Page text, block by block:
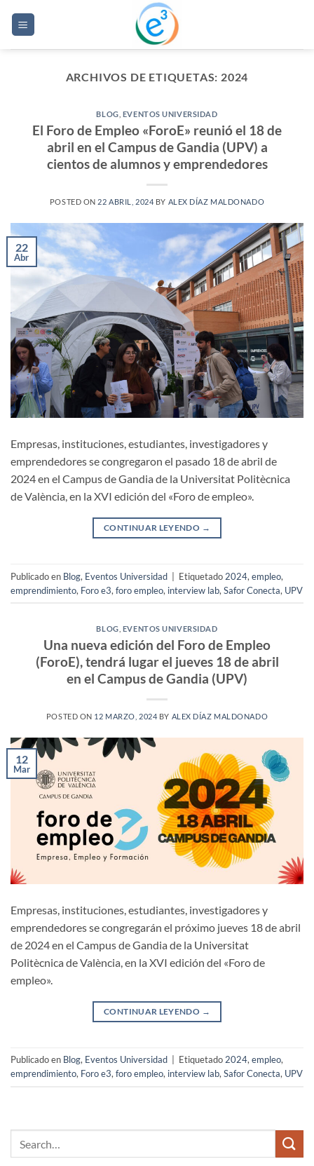
ARCHIVOS DE ETIQUETAS: 2024
BLOG EVENTOS UNIVERSIDAD
El Foro de Empleo «ForoE» reunió el 18 de
abril en el Campus de Gandia (UPV) a
cientos de alumnos y emprendedores
POSTED ON 22 ABRIL, 2024 BY ALEX DÍAZ MALDONADO
22
Abr
Empresas, instituciones, estudiantes, investigadores y
emprendedores se congregaron el pasado 18 de abril de
2024 en el Campus de Gandia de la Universitat Politècnica
de València, en la XVI edición del «Foro de empleo».
CONTINUAR LEYENDO →
Publicado en Blog, Eventos Universidad Etiquetado 2024, empleo,
emprendimiento, Foro e3, foro empleo, interview lab, Safor Conecta, UPV
BLOG EVENTOS UNIVERSIDAD
Una nueva edición del Foro de Empleo
(ForoE), tendrá lugar el jueves 18 de abril
en el Campus de Gandia (UPV)
POSTED ON 12 MARZO, 2024 BY ALEX DÍAZ MALDONADO
12
Mar
Empresas, instituciones, estudiantes, investigadores y
emprendedores se congregarán el próximo jueves 18 de abril
de 2024 en el Campus de Gandia de la Universitat
Politècnica de València, en la XVI edición del «Foro de
empleo».
CONTINUAR LEYENDO →
Publicado en Blog, Eventos Universidad Etiquetado2024,empleo,
emprendimiento, Foro e3,foro empleo, interview lab,Safor Conecta, UPV